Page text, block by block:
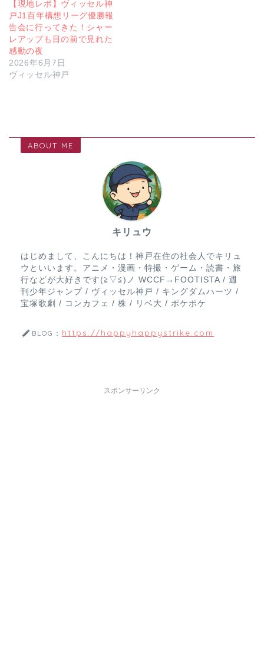
【現地レポ】ヴィッセル神
戸J1百年構想リーグ優勝報
告会に行ってきた！シャー
レアップも目の前で見れた
感動の夜
2026年6月7日
ヴィッセル神戸
ABOUT ME
キリュウ
はじめまして、こんにちは！神戸在住の社会人でキリュ
ウといいます。アニメ・漫画・特撮・ゲーム・読書・旅
行などが大好きです(≧▽≦)ノ WCCF→FOOTISTA / 週
刊少年ジャンプ / ヴィッセル神戸 / キングダムハーツ /
宝塚歌劇 / コンカフェ / 株 / リベ大 / ポケポケ
BLOG： https://happyhappystrike.com
スポンサーリンク